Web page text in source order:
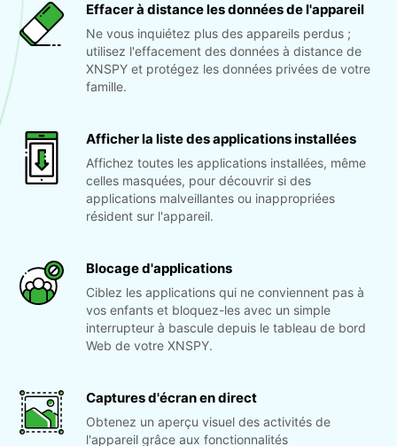
Effacer à distance les données de l'appareil
Ne vous inquiétez plus des appareils perdus ;
utilisez l'effacement des données à distance de
XNSPY et protégez les données privées de votre
famille.
Afficher la liste des applications installées
Affichez toutes les applications installées, même
celles masquées, pour découvrir si des
applications malveillantes ou inappropriées
résident sur l'appareil.
Blocage d'applications
Ciblez les applications qui ne conviennent pas à
vos enfants et bloquez-les avec un simple
interrupteur à bascule depuis le tableau de bord
Web de votre XNSPY.
Captures d'écran en direct
Obtenez un aperçu visuel des activités de
l'appareil grâce aux fonctionnalités